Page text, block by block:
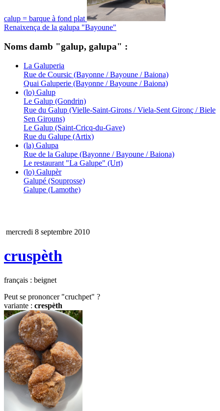
calup = barque à fond plat
Renaixença de la galupa "Bayoune"
Noms damb "galup, galupa" :
La Galuperia
Rue de Coursic (Bayonne / Bayoune / Baiona)
Quai Galuperie (Bayonne / Bayoune / Baiona)
(lo) Galup
Le Galup (Gondrin)
Rue du Galup (Vielle-Saint-Girons / Viela-Sent Gironç / Biele
Sen Girouns)
Le Galup (Saint-Cricq-du-Gave)
Rue du Galupe (Artix)
(la) Galupa
Rue de la Galupe (Bayonne / Bayoune / Baiona)
Le restaurant "La Galupe" (Urt)
(lo) Galupèr
Galupé (Souprosse)
Galupe (Lamothe)
mercredi 8 septembre 2010
cruspèth
français : beignet
Peut se prononcer "cruchpet" ?
variante : crespèth